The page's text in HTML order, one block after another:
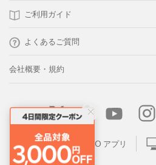
ご利用ガイド
よくあるご質問
会社概要・規約
LOCONDO アプリ